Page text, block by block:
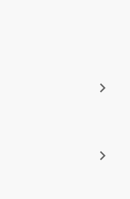
keyboard_arrow_right
keyboard_arrow_right